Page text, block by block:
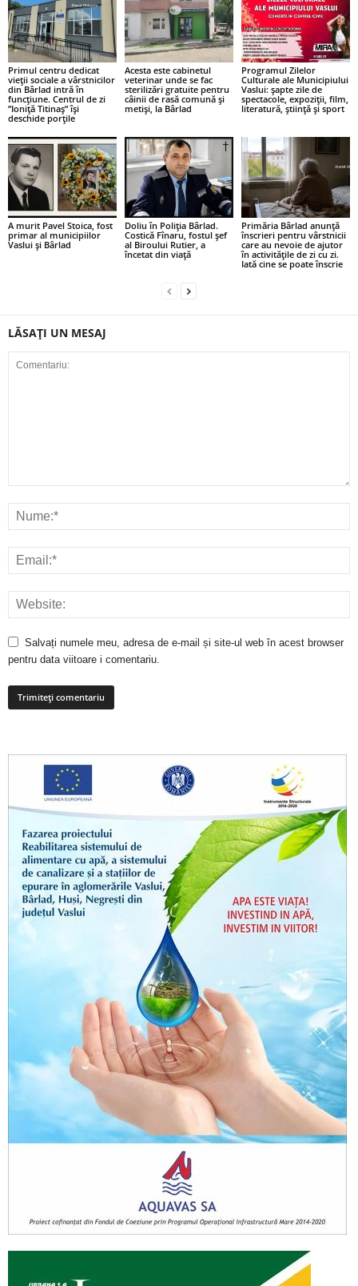
Primul centru dedicat
vieții sociale a vârstnicilor
din Bârlad intră în
funcțiune. Centrul de zi
”Ioniță Titinaș” își
deschide porțile
Acesta este cabinetul
veterinar unde se fac
sterilizări gratuite pentru
câinii de rasă comună și
metiși, la Bârlad
Programul Zilelor
Culturale ale Municipiului
Vaslui: șapte zile de
spectacole, expoziții, film,
literatură, știință și sport
A murit Pavel Stoica, fost
primar al municipiilor
Vaslui și Bârlad
Doliu în Poliția Bârlad.
Costică Fînaru, fostul șef
al Biroului Rutier, a
încetat din viață
Primăria Bârlad anunță
înscrieri pentru vârstnicii
care au nevoie de ajutor
în activitățile de zi cu zi.
Iată cine se poate înscrie
LĂSAȚI UN MESAJ
Salvați numele meu, adresa de e-mail și site-ul web în acest browser
pentru data viitoare i comentariu.